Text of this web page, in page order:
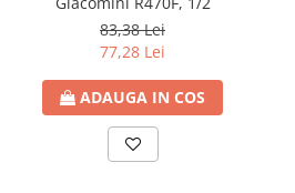
Seturi de Dus
Baterii sanitare
Rigole baie: Rigola de scurgere
pentru dus
Vase wc, capace si rezervoare
83,38 Lei
77,28 Lei
ADAUGA IN COS